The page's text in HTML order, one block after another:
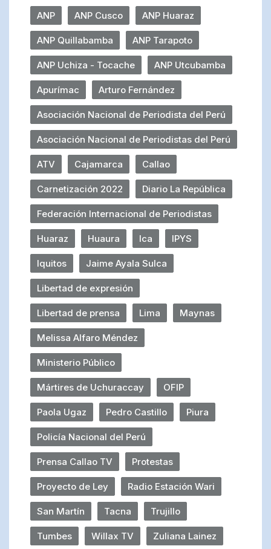
ANP ANP Cusco ANP Huaraz
ANP Quillabamba ANP Tarapoto
ANP Uchiza - Tocache ANP Utcubamba
Apurímac Arturo Fernández
Asociación Nacional de Periodista del Perú
Asociación Nacional de Periodistas del Perú
ATV Cajamarca Callao
Carnetización 2022 Diario La República
Federación Internacional de Periodistas
Huaraz Huaura Ica IPYS
Iquitos Jaime Ayala Sulca
Libertad de expresión
Libertad de prensa Lima Maynas
Melissa Alfaro Méndez
Ministerio Público
Mártires de Uchuraccay OFIP
Paola Ugaz Pedro Castillo Piura
Policía Nacional del Perú
Prensa Callao TV Protestas
Proyecto de Ley Radio Estación Wari
San Martín Tacna Trujillo
Tumbes Willax TV Zuliana Lainez